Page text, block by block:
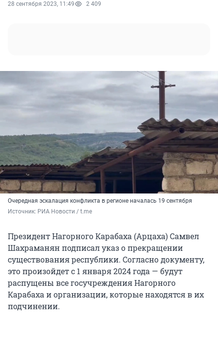
28 сентября 2023, 11:49 2 409
Очередная эскалация конфликта в регионе началась 19 сентября
Источник: РИА Новости / t.me
Президент Нагорного Карабаха (Арцаха) Самвел
Шахраманян подписал указ о прекращении
существования республики. Согласно документу,
это произойдет с 1 января 2024 года — будут
распущены все госучреждения Нагорного
Карабаха и организации, которые находятся в их
подчинении.